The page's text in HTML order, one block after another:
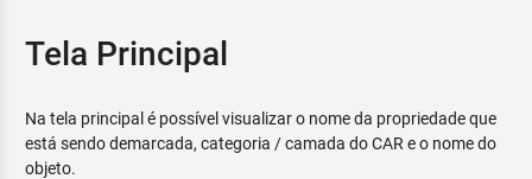
Tela Principal
Na tela principal é possível visualizar o nome da propriedade que
está sendo demarcada, categoria / camada do CAR e o nome do
objeto.